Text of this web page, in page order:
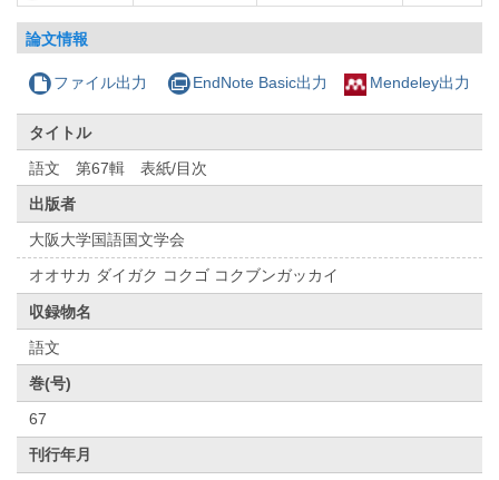
論文情報
ファイル出力 EndNote Basic出力 Mendeley出力
タイトル
語文 第67輯 表紙/目次
出版者
大阪大学国語国文学会
オオサカ ダイガク コクゴ コクブンガッカイ
収録物名
語文
巻(号)
67
刊行年月